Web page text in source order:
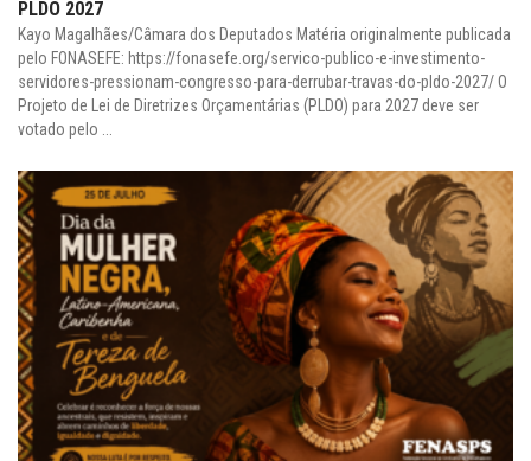
PLDO 2027
Kayo Magalhães/Câmara dos Deputados Matéria originalmente publicada
pelo FONASEFE: https://fonasefe.org/servico-publico-e-investimento-
servidores-pressionam-congresso-para-derrubar-travas-do-pldo-2027/ O
Projeto de Lei de Diretrizes Orçamentárias (PLDO) para 2027 deve ser
votado pelo ...